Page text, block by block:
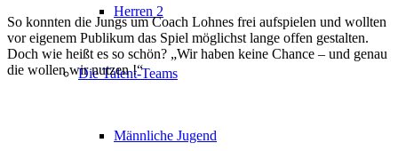
Herren 2
Die Talent-Teams
Männliche Jugend
So konnten die Jungs um Coach Lohnes frei aufspielen und wollten
vor eigenem Publikum das Spiel möglichst lange offen gestalten.
Doch wie heißt es so schön? „Wir haben keine Chance – und genau
die wollen wir nutzen !“